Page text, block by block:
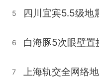
5
6 白海豚5次眼壁置
7